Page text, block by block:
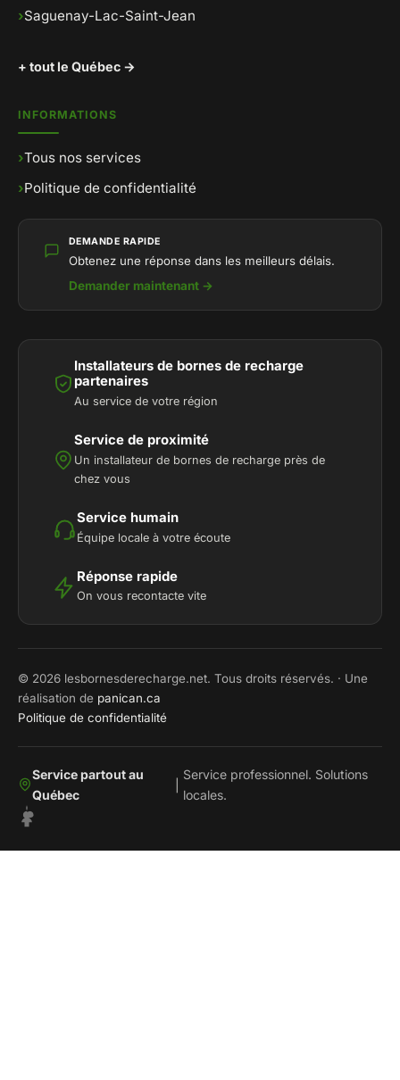
›Saguenay-Lac-Saint-Jean
+ tout le Québec →
INFORMATIONS
›Tous nos services
›Politique de confidentialité
DEMANDE RAPIDE
Obtenez une réponse dans les meilleurs délais.
Demander maintenant →
Installateurs de bornes de recharge
partenaires
Au service de votre région
Service de proximité
Un installateur de bornes de recharge près de
chez vous
Service humain
Équipe locale à votre écoute
Réponse rapide
On vous recontacte vite
© 2026 lesbornesderecharge.net. Tous droits réservés. · Une
réalisation de panican.ca
Politique de confidentialité
Service partout au
Québec
Service professionnel. Solutions
locales.